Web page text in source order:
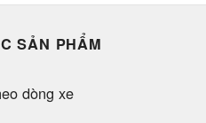
SẢN PHẨM
dòng xe